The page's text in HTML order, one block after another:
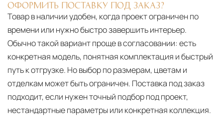
ОФОРМИТЬ ПОСТАВКУ ПОД ЗАКАЗ?
Товар в наличии удобен, когда проект ограничен по
времени или нужно быстро завершить интерьер.
Обычно такой вариант проще в согласовании: есть
конкретная модель, понятная комплектация и быстрый
путь к отгрузке. Но выбор по размерам, цветам и
отделкам может быть ограничен. Поставка под заказ
подходит, если нужен точный подбор под проект,
нестандартные параметры или конкретная коллекция.